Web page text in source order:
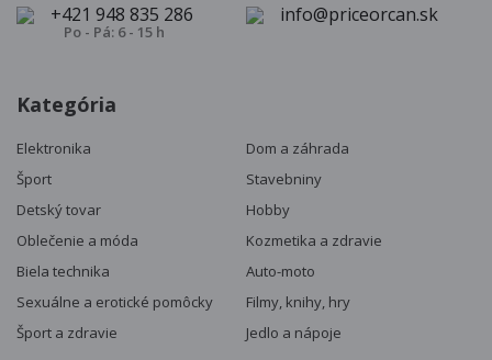
+421 948 835 286
Po - Pá: 6 - 15 h
info@priceorcan.sk
Kategória
Elektronika
Dom a záhrada
Šport
Stavebniny
Detský tovar
Hobby
Oblečenie a móda
Kozmetika a zdravie
Biela technika
Auto-moto
Sexuálne a erotické pomôcky
Filmy, knihy, hry
Šport a zdravie
Jedlo a nápoje